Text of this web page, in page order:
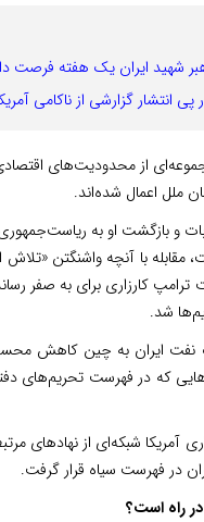
شهید ایران یک هفته فرصت
انتشار گزارشی از ناکامی
از محدودیت‌های
ملل اعمال شده‌اند.
با آنچه واشنگتن
کارزاری برای به صفر
شد.
وزارت خزانه‌داری آمریکا شبکه‌ای از
در فهرست سیاه قرار گرفت.
راه است؟